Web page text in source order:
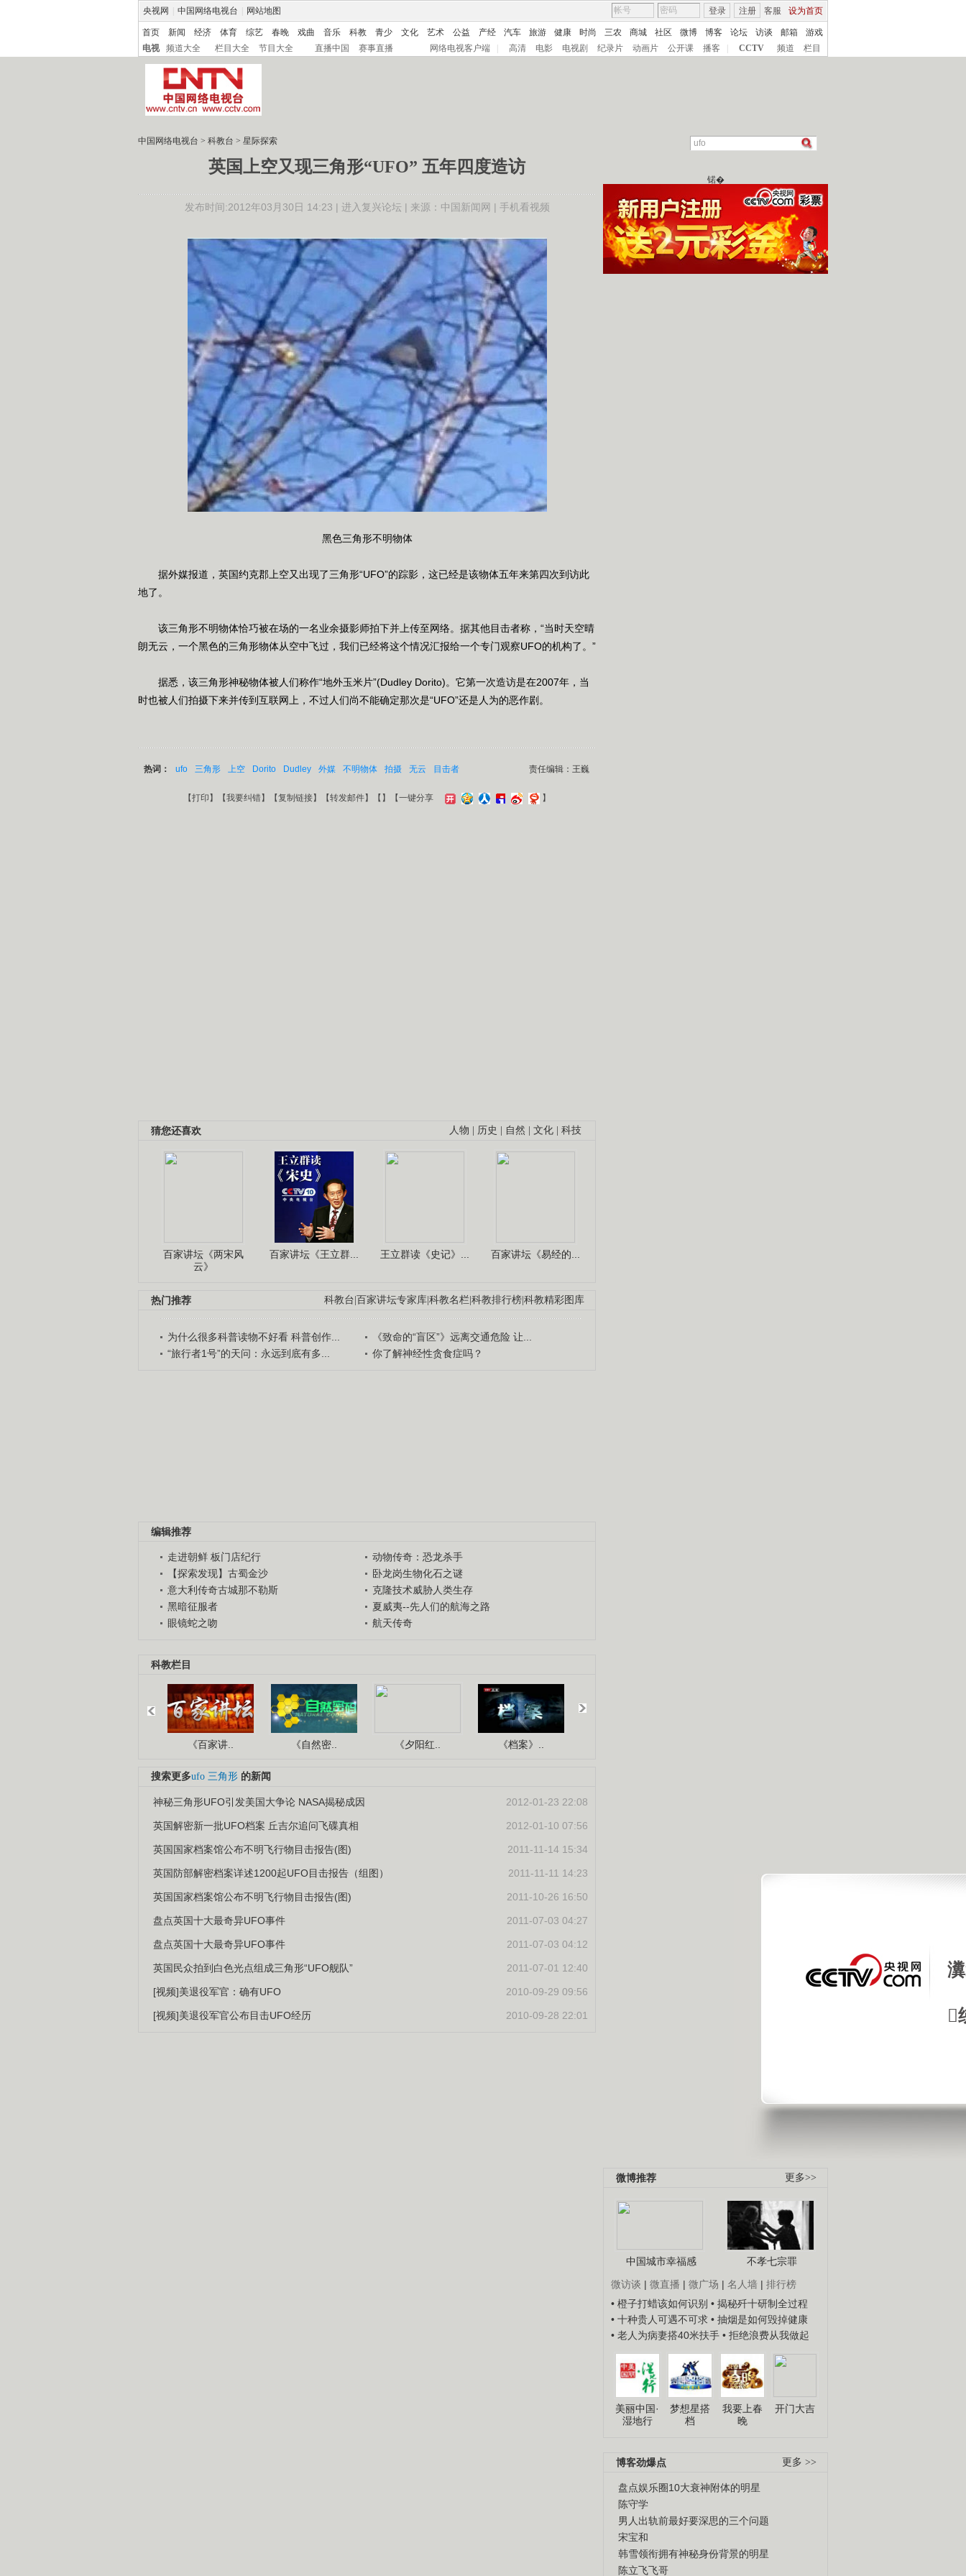
央视网 中国网络电视台 网站地图 客服 设为首页
登录 注册
首页 新闻 经济 体育 综艺 春晚 戏曲 音乐 科教 青少 文化 艺术 公益 产经 汽车 旅游 健康 时尚 三农 商城 社区 微博 博客 论坛 访谈 邮箱
游戏
电视
频道大全 栏目大全 节目大全 直播中国 赛事直播 网络电视客户端 高清 电影 电视剧 纪录片 动画片 公开课 播客 CCTV 频道 栏目
中国网络电视台 > 科教台 > 星际探索
英国上空又现三角形“UFO” 五年四度造访
发布时间:2012年03月30日 14:23 | 进入复兴论坛| 来源：中国新闻网 | 手机看视频
锘�

更多>>
微博推荐
中国城市幸福感
不孝七宗罪
微访谈 | 微直播 | 微广场 | 名人墙 | 排行榜
• 橙子打蜡该如何识别 • 揭秘歼十研制全过程
• 十种贵人可遇不可求 • 抽烟是如何毁掉健康
• 老人为病妻搭40米扶手 • 拒绝浪费从我做起
美丽中国·
湿地行
梦想星搭
档
我要上春
晚
开门大吉
更多 >>
博客劲爆点
盘点娱乐圈10大衰神附体的明星
陈守学
男人出轨前最好要深思的三个问题
宋宝和
韩雪领衔拥有神秘身份背景的明星
陈立飞飞哥
黑色三角形不明物体
据外媒报道，英国约克郡上空又出现了三角形“UFO”的踪影，这已经是该物体五年来第四次到访此
地了。
该三角形不明物体恰巧被在场的一名业余摄影师拍下并上传至网络。据其他目击者称，“当时天空晴
朗无云，一个黑色的三角形物体从空中飞过，我们已经将这个情况汇报给一个专门观察UFO的机构了。”
据悉，该三角形神秘物体被人们称作“地外玉米片”(Dudley Dorito)。它第一次造访是在2007年，当
时也被人们拍摄下来并传到互联网上，不过人们尚不能确定那次是“UFO”还是人为的恶作剧。
责任编辑：王巍
热词： ufo 三角形 上空 Dorito Dudley 外媒 不明物体 拍摄 无云 目击者
【打印 】【我要纠错】【复制链接】【转发邮件】【 】 【一键分享 】
人物 历史 自然 文化 科技
猜您还喜欢
百家讲坛《两宋风
云》
百家讲坛《王立群... 王立群读《史记》... 百家讲坛《易经的...
科教台 百家讲坛专家库 科教名栏 科教排行榜 科教精彩图库
热门推荐
为什么很多科普读物不好看 科普创作...
《致命的“盲区”》远离交通危险 让...
“旅行者1号”的天问：永远到底有多...
你了解神经性贪食症吗？
编辑推荐
走进朝鲜 板门店纪行
动物传奇：恐龙杀手
【探索发现】古蜀金沙
卧龙岗生物化石之谜
意大利传奇古城那不勒斯
克隆技术威胁人类生存
黑暗征服者
夏威夷--先人们的航海之路
眼镜蛇之吻
航天传奇
科教栏目
《百家讲.. 《自然密.. 《夕阳红.. 《档案》..
搜索更多ufo 三角形 的新闻
2012-01-23 22:08
神秘三角形UFO引发美国大争论 NASA揭秘成因
2012-01-10 07:56
英国解密新一批UFO档案 丘吉尔追问飞碟真相
2011-11-14 15:34
英国国家档案馆公布不明飞行物目击报告(图)
2011-11-11 14:23
英国防部解密档案详述1200起UFO目击报告（组图）
2011-10-26 16:50
英国国家档案馆公布不明飞行物目击报告(图)
2011-07-03 04:27
盘点英国十大最奇异UFO事件
2011-07-03 04:12
盘点英国十大最奇异UFO事件
2011-07-01 12:40
英国民众拍到白色光点组成三角形“UFO舰队”
2010-09-29 09:56
[视频]美退役军官：确有UFO
2010-09-28 22:01
[视频]美退役军官公布目击UFO经历